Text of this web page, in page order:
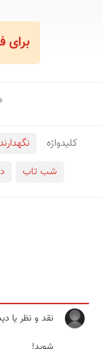
کلید‌واژه
شب تاب
برای